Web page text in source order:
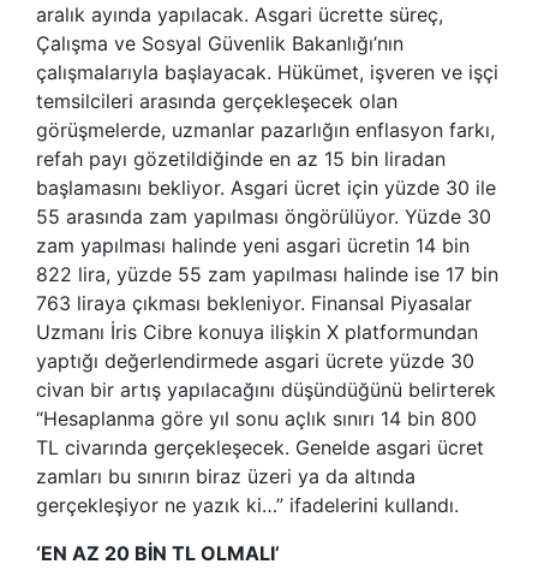
aralık ayında yapılacak. Asgari ücrette süreç,
Çalışma ve Sosyal Güvenlik Bakanlığı’nın
çalışmalarıyla başlayacak. Hükümet, işveren ve işçi
temsilcileri arasında gerçekleşecek olan
görüşmelerde, uzmanlar pazarlığın enflasyon farkı,
refah payı gözetildiğinde en az 15 bin liradan
başlamasını bekliyor. Asgari ücret için yüzde 30 ile
55 arasında zam yapılması öngörülüyor. Yüzde 30
zam yapılması halinde yeni asgari ücretin 14 bin
822 lira, yüzde 55 zam yapılması halinde ise 17 bin
763 liraya çıkması bekleniyor. Finansal Piyasalar
Uzmanı İris Cibre konuya ilişkin X platformundan
yaptığı değerlendirmede asgari ücrete yüzde 30
civan bir artış yapılacağını düşündüğünü belirterek
“Hesaplanma göre yıl sonu açlık sınırı 14 bin 800
TL civarında gerçekleşecek. Genelde asgari ücret
zamları bu sınırın biraz üzeri ya da altında
gerçekleşiyor ne yazık ki…” ifadelerini kullandı.
‘EN AZ 20 BİN TL OLMALI’